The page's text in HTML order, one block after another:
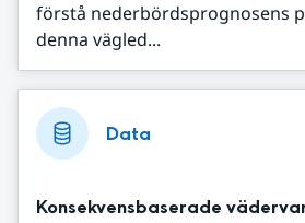
förstå nederbördsprognosens
denna vägled...
Data
Konsekvensbaserade